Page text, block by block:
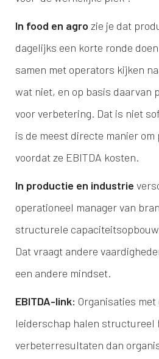
In food en agro zie je dat
dagelijks een korte ronde
samen met operators kijken
wat niet, en op basis daarvan
voor verbetering. Dat is niet
is de meest directe manier
voordat ze EBITDA kosten.
In productie en industrie
operationeel manager van
structurele
Dat vraagt andere
een andere mindset.
EBITDA-link: Organisaties
leiderschap halen structureel
verbeterresultaten dan